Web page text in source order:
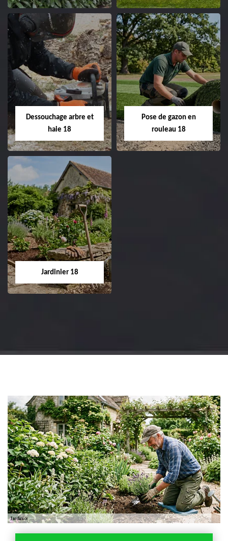
Taille de haie 18
Entreprise taille de haie
18 Cher tel:
02.52.56.49.40
Tonte et réfection
de pelouse 18
Entreprise tonte et
Cher tel: 02.52.56.49.40
Dessouchage arbre et
haie 18
Dessouchage arbre
et haie 18
Entreprise dessouchage
arbre et haie 18 Cher
Pose de gazon en
rouleau 18
Jardinier 18